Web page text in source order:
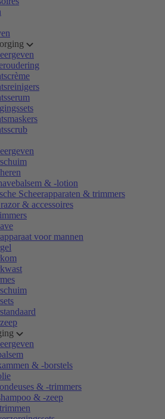
& -lotion
Scheerapparaten & trimmers
& accessoires
voor mannen
& -borstels
& -trimmers
& -zeep